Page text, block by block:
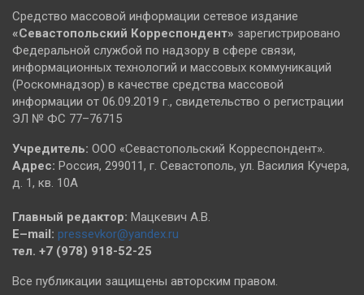
Средство массовой информации сетевое издание
«Севастопольский Корреспондент» зарегистрировано
Федеральной службой по надзору в сфере связи,
информационных технологий и массовых коммуникаций
(Роскомнадзор) в качестве средства массовой
информации от 06.09.2019 г., свидетельство о регистрации
ЭЛ № ФС 77–76715
Учредитель: ООО «Севастопольский Корреспондент».
Адрес: Россия, 299011, г. Севастополь, ул. Василия Кучера,
д. 1, кв. 10А
Главный редактор: Мацкевич А.В.
E–mail: pressevkor@yandex.ru
тел. +7 (978) 918-52-25
Все публикации защищены авторским правом.